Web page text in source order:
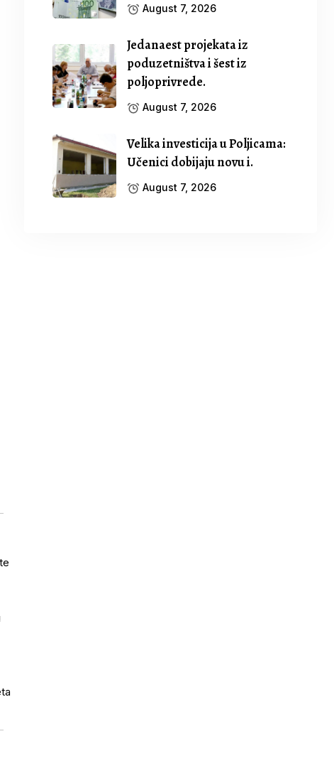
August 7, 2026
Jedanaest projekata iz
poduzetništva i šest iz
poljoprivrede.
August 7, 2026
Velika investicija u Poljicama:
Učenici dobijaju novu i.
August 7, 2026